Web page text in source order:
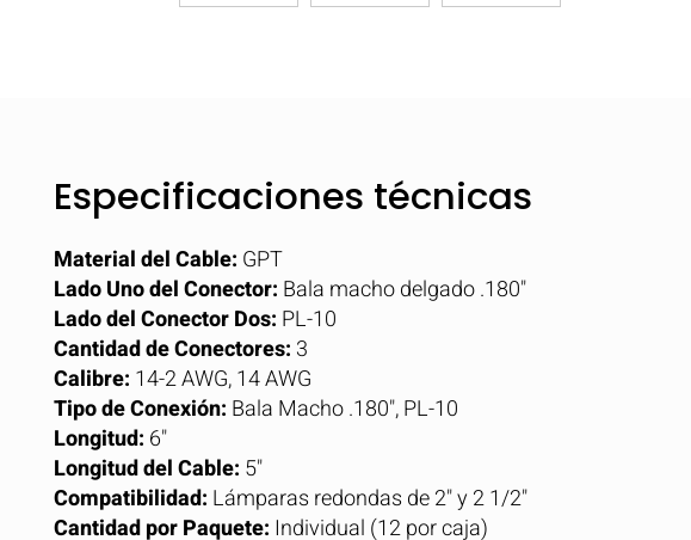
Especificaciones técnicas
Material del Cable: GPT
Lado Uno del Conector: Bala macho delgado .180"
Lado del Conector Dos: PL-10
Cantidad de Conectores: 3
Calibre: 14-2 AWG, 14 AWG
Tipo de Conexión: Bala Macho .180", PL-10
Longitud: 6"
Longitud del Cable: 5"
Compatibilidad: Lámparas redondas de 2" y 2 1/2"
Cantidad por Paquete: Individual (12 por caja)